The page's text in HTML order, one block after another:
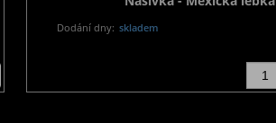
Dodání dny: skladem